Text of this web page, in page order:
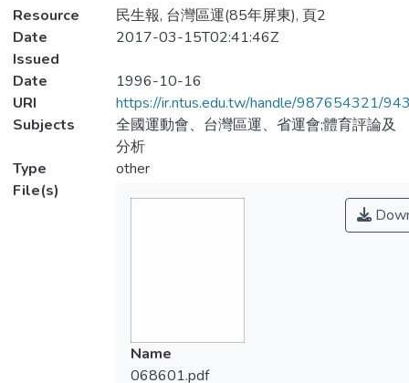
Resource
民生報, 台灣區運(85年屏東), 頁2
Date
Issued
2017-03-15T02:41:46Z
Date
1996-10-16
URI
https://ir.ntus.edu.tw/handle/987654321/
Subjects
全國運動會、台灣區運、省運會;體育評論及
分析
Type
other
File(s)
Name
068601.pdf